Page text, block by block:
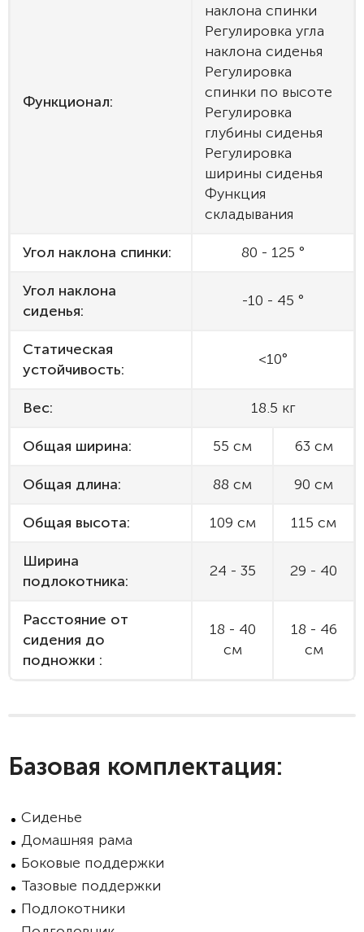
Функционал:
наклона спинки
Регулировка угла
наклона сиденья
Регулировка
спинки по высоте
Регулировка
глубины сиденья
Регулировка
ширины сиденья
Функция
складывания
Угол наклона спинки: 80 - 125 °
Угол наклона
сиденья:
-10 - 45 °
Статическая
устойчивость:
<10°
Вес: 18.5 кг
Общая ширина: 55 см 63 см
Общая длина: 88 см 90 см
Общая высота: 109 см 115 см
Ширина
подлокотника:
24 - 35 29 - 40
Расстояние от
сидения до
подножки :
18 - 40
см
18 - 46
см
Базовая комплектация:
Сиденье
Домашняя рама
Боковые поддержки
Тазовые поддержки
Подлокотники